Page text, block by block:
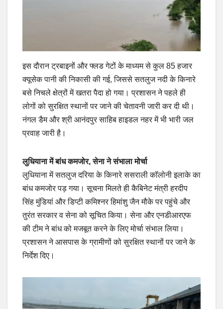
इस दौरान ट्रबाइनों और फ्लड गेटों के माध्यम से कुल 85 हजार
क्यूसेक पानी की निकासी की गई, जिससे सतलुज नदी के किनारे
बसे निचले क्षेत्रों में खतरा पैदा हो गया। प्रशासन ने पहले ही
लोगों को सुरक्षित स्थानों पर जाने की चेतावनी जारी कर दी थी।
नंगल डैम और श्री आनंदपुर साहिब हाइडल नहर में भी भारी जल
प्रवाह जारी है।
लुधियाना में बांध कमजोर, सेना ने संभाला मोर्चा
लुधियाना में सतलुज दरिया के किनारे ससराली कॉलोनी इलाके का
बांध कमजोर पड़ गया। सूचना मिलते ही कैबिनेट मंत्री हरदीप
सिंह मुंडियां और डिप्टी कमिश्नर हिमांशु जैन मौके पर पहुंचे और
तुरंत सरकार व सेना को सूचित किया। सेना और एनडीआरएफ
की टीम ने बांध को मजबूत करने के लिए मोर्चा संभाल लिया।
प्रशासन ने आसपास के ग्रामीणों को सुरक्षित स्थानों पर जाने के
निर्देश दिए।